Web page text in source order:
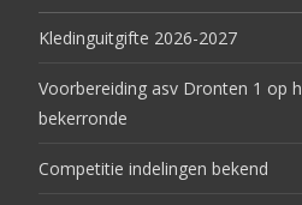
Kledinguitgifte 2026-2027
Voorbereiding asv Dronten 1 op
bekerronde
Competitie indelingen bekend